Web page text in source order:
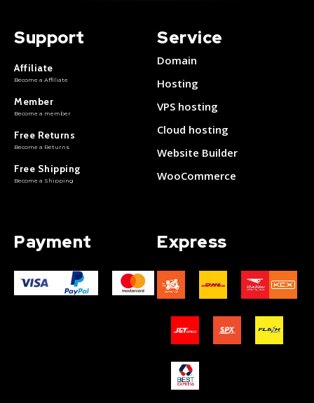
Support
Affiliate
Become a Affiliate
Member
Become a member
Free Returns
Become a Returns
Free Shipping
Become a Shipping
Service
Domain
Hosting
VPS hosting
Cloud hosting
Website Builder
WooCommerce
Payment Express